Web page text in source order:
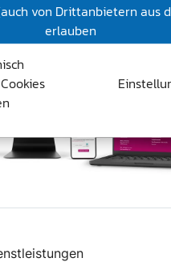
von Drittanbietern aus
erlauben